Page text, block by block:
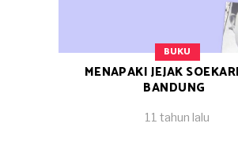
BUKU
MENAPAKI JEJAK
BANDUNG
11 tahun lalu